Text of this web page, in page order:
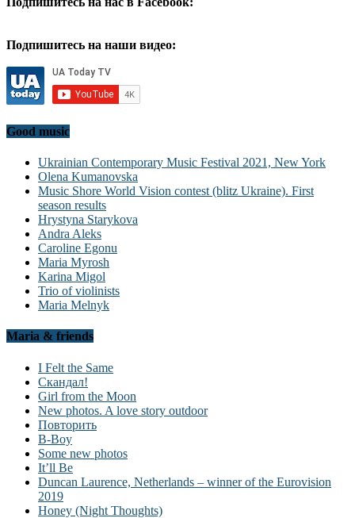
Подпишитесь на наши видео:
Good music
Ukrainian Contemporary Music Festival 2021, New York
Olena Kumanovska
Music Shore World Vision contest (blitz Ukraine). First
season results
Hrystyna Starykova
Andra Aleks
Caroline Egonu
Maria Myrosh
Karina Migol
Trio of violinists
Maria Melnyk
Maria & friends
I Felt the Same
Скандал!
Girl from the Moon
New photos. A love story outdoor
Повторить
B-Boy
Some new photos
It’ll Be
Duncan Laurence, Netherlands – winner of the Eurovision
2019
Honey (Night Thoughts)